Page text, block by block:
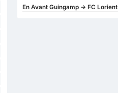
En Avant Guingamp -> FC Lorient